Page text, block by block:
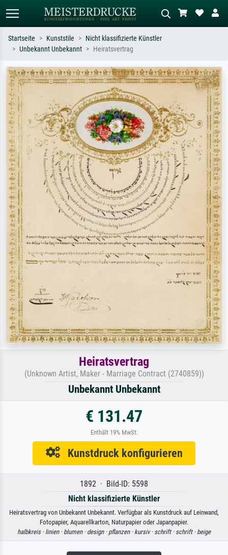
Suchen Sie nach Künstlern, Werktiteln
oder Stilen – z.B. Monet,
Sternennacht, Impressionismus, Welle
Hokusai, Akt.
Beschreiben Sie die Szene – z.B. Grüne
Wiese, Abstrakt mit viel Rot, Dunkles
Ölgemälde, Stehender Akt neben einem
Baum.
Startseite Kunststile
Nicht klassifizierte Künstler
Unbekannt Unbekannt
Heiratsvertrag
Heiratsvertrag
(Unknown Artist, Maker - Marriage Contract (2740859))
Unbekannt Unbekannt
€ 131.47
Enthält 19% MwSt.
Kunstdruck konfigurieren
1892 · Bild-ID: 5598
Nicht klassifizierte Künstler
Heiratsvertrag von Unbekannt Unbekannt. Verfügbar als Kunstdruck auf Leinwand,
Fotopapier, Aquarellkarton, Naturpapier oder Japanpapier.
halbkreis · linien · blumen · design · pflanzen · kursiv · schrift · schrift · beige